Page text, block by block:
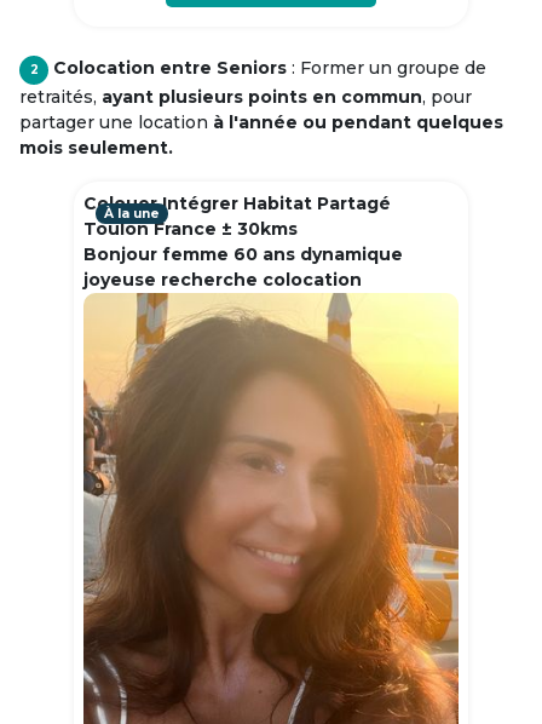
2 Colocation entre Seniors : Former un groupe de
retraités, ayant plusieurs points en commun, pour
partager une location à l'année ou pendant quelques
mois seulement.
Colouer Intégrer Habitat Partagé
Toulon France ± 30kms
Bonjour femme 60 ans dynamique
joyeuse recherche colocation
À la une